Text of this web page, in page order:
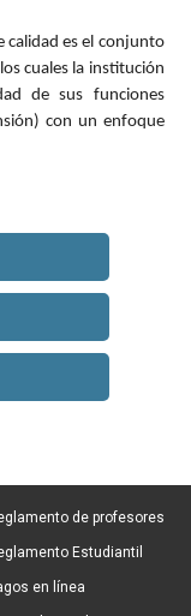
calidad es el conjunto
cuales la institución
de sus funciones
con un enfoque
de profesores
Estudiantil
en línea